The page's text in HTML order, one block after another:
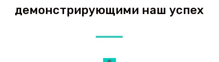
демонстрирующими наш успех